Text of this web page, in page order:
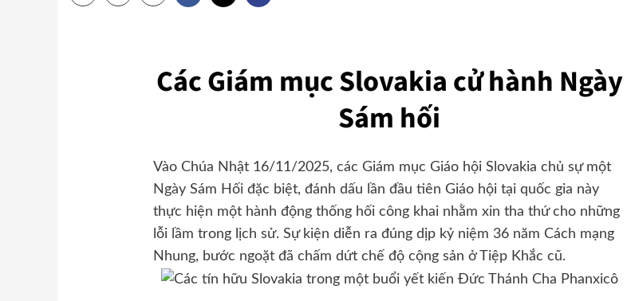
Các Giám mục Slovakia cử hành Ngày
Sám hối
Vào Chúa Nhật 16/11/2025, các Giám mục Giáo hội Slovakia chủ sự một
Ngày Sám Hối đặc biệt, đánh dấu lần đầu tiên Giáo hội tại quốc gia này
thực hiện một hành động thống hối công khai nhằm xin tha thứ cho những
lỗi lầm trong lịch sử. Sự kiện diễn ra đúng dịp kỷ niệm 36 năm Cách mạng
Nhung, bước ngoặt đã chấm dứt chế độ cộng sản ở Tiệp Khắc cũ.